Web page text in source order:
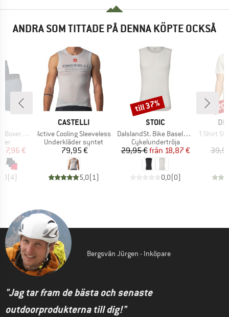
ANDRA SOM TITTADE PÅ DENNA KÖPTE OCKSÅ
Fly 3-Pack
pris
47,96 €
(4)
VARUMÄRKE
CASTELLI
Produkter
Active Cooling Sleeveless
Produktgrupp
Underkläder syntet
Pris
79,95 €
5,0(1)
VARUMÄRKE
STOIC
Produkter
DalslandSt. Bike Baselayer
Produktgrupp
Cykelundertröja
Pris
29,95 € Reducerat pris
från 18,87 €
0,0(0)
Rabatt
till 37%
Produkter
T-Shirt
Bergsvän Jürgen - Inköpare
"Jag tar fram de bästa och senaste
outdoorprodukterna till dig!"